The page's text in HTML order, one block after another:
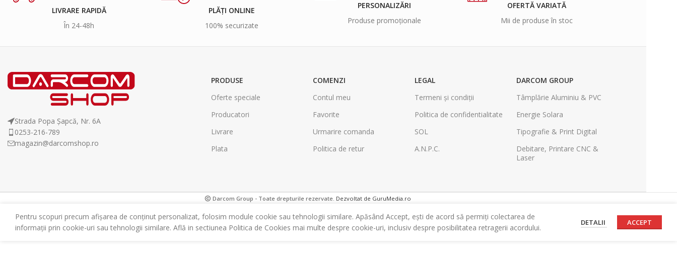
LIVRARE RAPIDĂ
În 24-48h
PLĂȚI ONLINE
100% securizate
PERSONALIZĂRI
Produse promoționale
OFERTĂ VARIATĂ
Mii de produse în stoc
Strada Popa Șapcă, Nr. 6A
0253-216-789
magazin@darcomshop.ro
PRODUSE
Oferte speciale
Producatori
Livrare
Plata
COMENZI
Contul meu
Favorite
Urmarire comanda
Politica de retur
LEGAL
Termeni și condiții
Politica de confidentialitate
SOL
A.N.P.C.
DARCOM GROUP
Tâmplărie Aluminiu & PVC
Energie Solara
Tipografie & Print Digital
Debitare, Printare CNC &
Laser
Darcom Group - Toate drepturile rezervate. Dezvoltat de GuruMedia.ro
Pentru scopuri precum afișarea de conținut personalizat, folosim module cookie sau tehnologii similare. Apăsând Accept, ești de acord să permiți colectarea de
informații prin cookie-uri sau tehnologii similare. Află in sectiunea Politica de Cookies mai multe despre cookie-uri, inclusiv despre posibilitatea retragerii acordului.
DETALII ACCEPT